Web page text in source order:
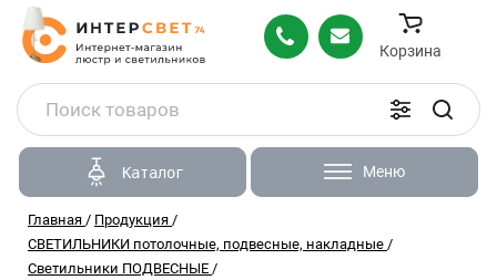
Корзина
Каталог Меню
Главная / Продукция /
СВЕТИЛЬНИКИ потолочные, подвесные, накладные /
Светильники ПОДВЕСНЫЕ /